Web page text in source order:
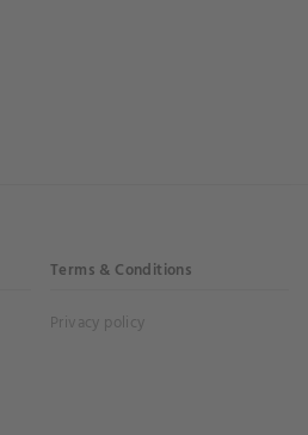
Terms & Conditions
Privacy policy